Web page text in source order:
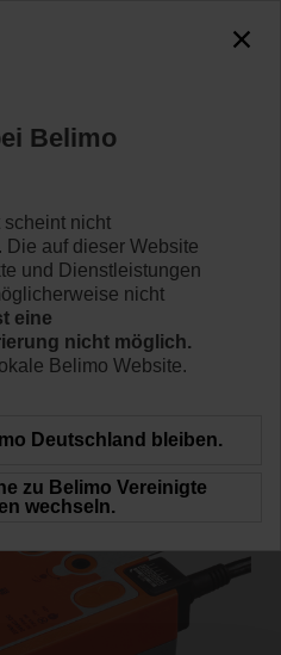
Belimo
scheint nicht
Die auf dieser Website
und Dienstleistungen
nicht
eine
nicht möglich.
Belimo Website.
Deutschland bleiben.
zu Belimo Vereinigte
wechseln.